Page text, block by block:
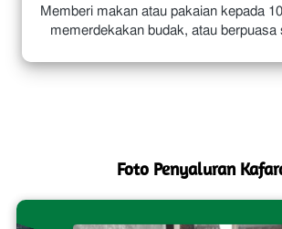
Memberi makan atau pakaian kepada
memerdekakan budak, atau berpuasa
Foto Penyaluran